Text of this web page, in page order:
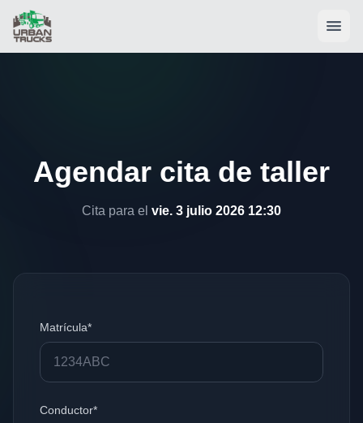
Agendar cita de taller
Cita para el vie. 3 julio 2026 12:30
Matrícula*
Conductor*